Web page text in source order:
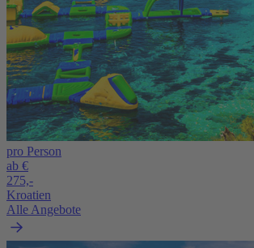
pro Person
ab €
275,-
Kroatien
Alle Angebote